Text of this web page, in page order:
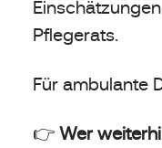
Pflegerats.
Für ambulante
👉 Wer